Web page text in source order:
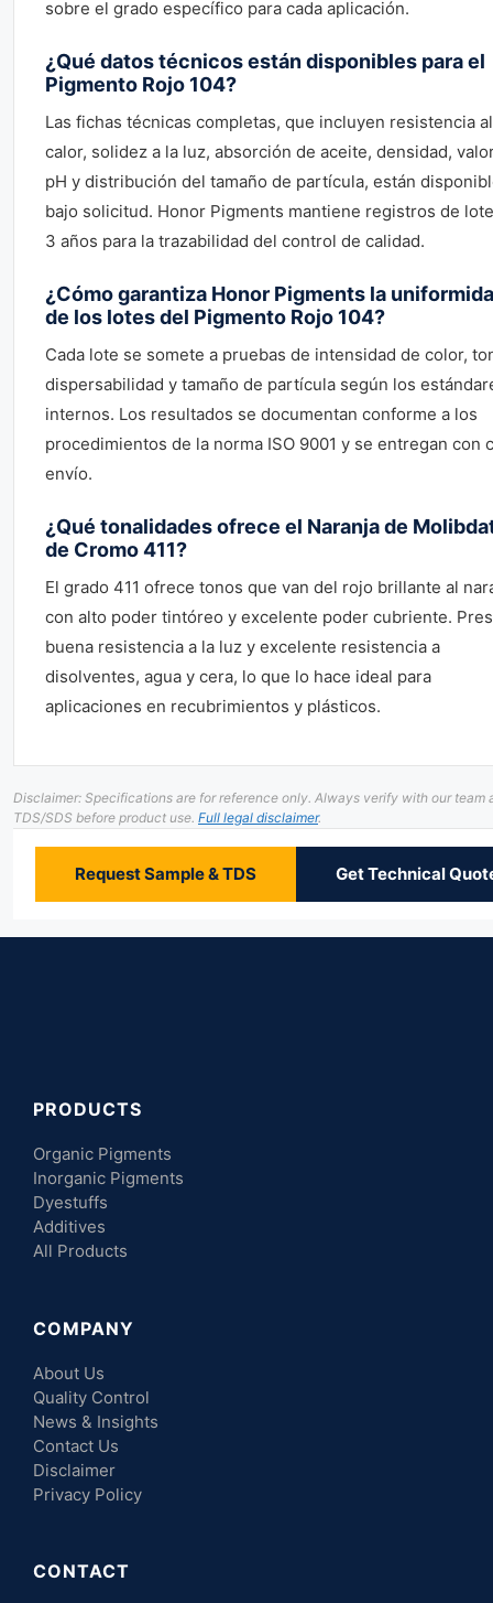
sobre el grado específico para cada aplicación.
¿Qué datos técnicos están disponibles para el
Pigmento Rojo 104?
Las fichas técnicas completas, que incluyen resistencia al
calor, solidez a la luz, absorción de aceite, densidad,
pH y distribución del tamaño de partícula, están
bajo solicitud. Honor Pigments mantiene registros de
3 años para la trazabilidad del control de calidad.
¿Cómo garantiza Honor Pigments la
de los lotes del Pigmento Rojo 104?
Cada lote se somete a pruebas de intensidad de color,
dispersabilidad y tamaño de partícula según los
internos. Los resultados se documentan conforme a los
procedimientos de la norma ISO 9001 y se entregan con
envío.
¿Qué tonalidades ofrece el Naranja de
de Cromo 411?
El grado 411 ofrece tonos que van del rojo brillante al
con alto poder tintóreo y excelente poder cubriente.
buena resistencia a la luz y excelente resistencia a
disolventes, agua y cera, lo que lo hace ideal para
aplicaciones en recubrimientos y plásticos.
Disclaimer: Specifications are for reference only. Always verify with our team
TDS/SDS before product use. Full legal disclaimer.
Request Sample & TDS Get Technical
PRODUCTS
Organic Pigments
Inorganic Pigments
Dyestuffs
Additives
All Products
COMPANY
About Us
Quality Control
News & Insights
Contact Us
Disclaimer
Privacy Policy
CONTACT